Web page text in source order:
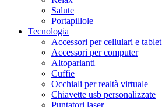
Salute
Portapillole
Tecnologia
Accessori per cellulari e tablet
Accessori per computer
Altoparlanti
Cuffie
Occhiali per realtà virtuale
Chiavette usb personalizzate
Puntatori laser